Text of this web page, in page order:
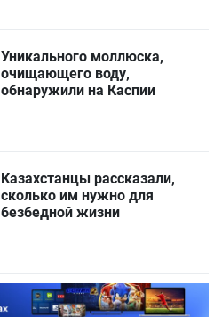
Уникального моллюска,
очищающего воду,
обнаружили на Каспии
Казахстанцы рассказали,
сколько им нужно для
безбедной жизни